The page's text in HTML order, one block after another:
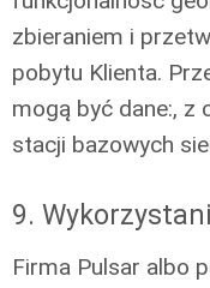
zbieraniem i
pobytu Klienta.
mogą być dane:, z
stacji bazowych
9.
Firma Pulsar albo